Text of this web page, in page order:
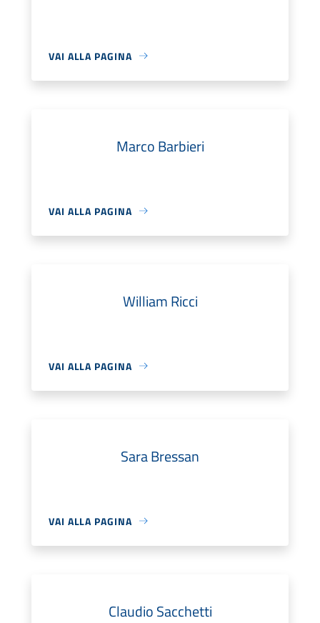
VAI ALLA PAGINA
Marco Barbieri
VAI ALLA PAGINA
William Ricci
VAI ALLA PAGINA
Sara Bressan
VAI ALLA PAGINA
Claudio Sacchetti